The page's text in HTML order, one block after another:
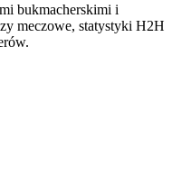
bukmacherskimi i
meczowe, statystyki H2H